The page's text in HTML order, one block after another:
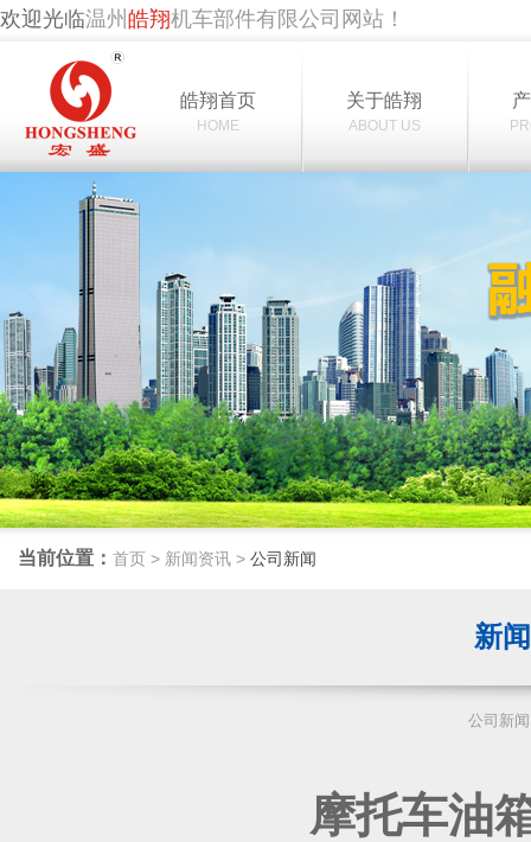
欢迎光临温州 皓翔机车部件有限公司网站！
皓翔首页
HOME
关于皓翔
ABOUT US
当前位置： 首页 > 新闻资讯 > 公司新闻
新
公司新闻
摩托车油